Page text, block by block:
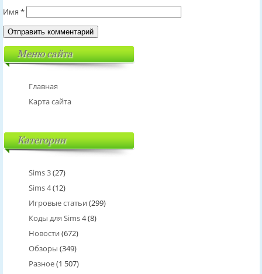
Имя *
Меню сайта
Главная
Карта сайта
Категории
Sims 3(27)
Sims 4(12)
Игровые статьи (299)
Коды для Sims 4(8)
Новости (672)
Обзоры (349)
Разное(1 507)